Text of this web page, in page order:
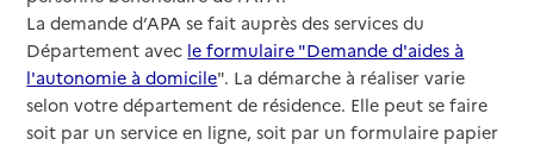
La demande d’APA se fait auprès des services du
Département avec le formulaire "Demande d'aides à
l'autonomie à domicile". La démarche à réaliser varie
selon votre département de résidence. Elle peut se faire
soit par un service en ligne, soit par un formulaire papier